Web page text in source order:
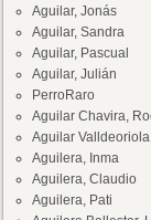
Aguilar, Jonás
Aguilar, Sandra
Aguilar, Pascual
Aguilar, Julián
PerroRaro
Aguilar Chavira,
Aguilar
Aguilera, Inma
Aguilera, Claudio
Aguilera, Pati